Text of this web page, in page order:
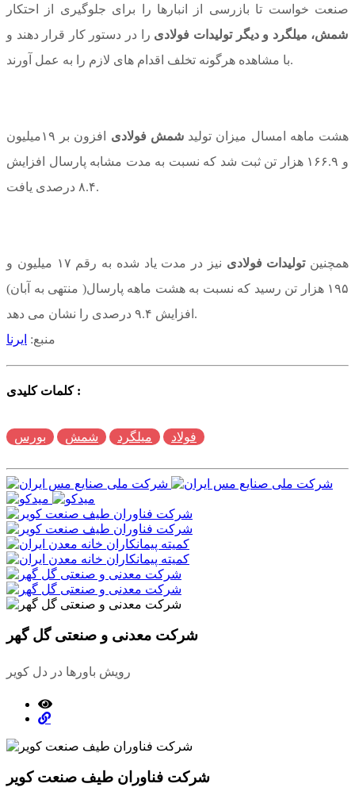
صنعت خواست تا بازرسی از انبارها را برای جلوگیری از احتکار
شمش، میلگرد و دیگر تولیدات فولادی را در دستور کار قرار دهند و
با مشاهده هرگونه تخلف اقدام های لازم را به عمل آورند.‌
هشت ماهه امسال میزان تولیدشمش فولادی
افزون بر ۱۹میلیون
و ۱۶۶.۹ هزار تن ثبت شد که نسبت به مدت مشابه پارسال افزایش
۸.۴ درصدی یافت.
همچنینتولیدات فولادی
نیز در مدت یاد شده به رقم ۱۷ میلیون و
۱۹۵ هزار تن رسید که نسبت به هشت ماهه پارسال( منتهی به آبان)
افزایش ۹.۴ درصدی را نشان می دهد.
منبع: ایرنا
کلمات کلیدی :
فولاد میلگرد شمش بورس
شرکت معدنی و صنعتی گل گهر
رویش باورها در دل کویر
شرکت فناوران طیف صنعت کویر